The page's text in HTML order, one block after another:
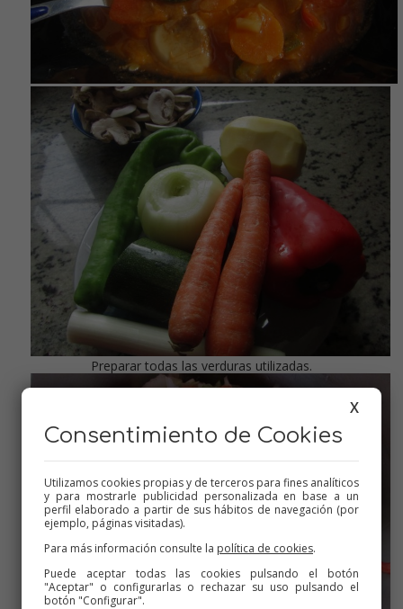
Preparar todas las verduras utilizadas.
X
Consentimiento de Cookies
Utilizamos cookies propias y de terceros para fines analíticos
y para mostrarle publicidad personalizada en base a un
perfil elaborado a partir de sus hábitos de navegación (por
ejemplo, páginas visitadas).
Para más información consulte la política de cookies.
Puede aceptar todas las cookies pulsando el botón
"Aceptar" o configurarlas o rechazar su uso pulsando el
botón "Configurar".